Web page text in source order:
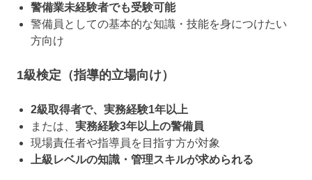
警備業未経験者でも受験可能
警備員としての基本的な知識・技能を身につけたい
方向け
1級検定（指導的立場向け）
2級取得者で、実務経験1年以上
または、 実務経験3年以上の警備員
現場責任者や指導員を目指す方が対象
上級レベルの知識・管理スキルが求められる